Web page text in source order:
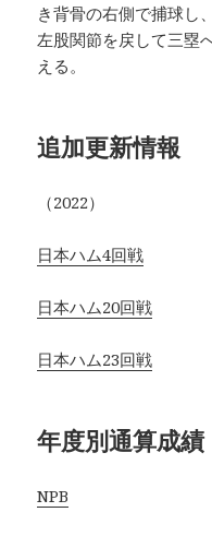
き背骨の右側で捕球し
左股関節を戻して三塁
える。
追加更新情報
（2022）
日本ハム4回戦
日本ハム20回戦
日本ハム23回戦
年度別通算成績
NPB